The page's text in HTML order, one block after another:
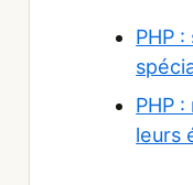
PHP
PHP
leurs